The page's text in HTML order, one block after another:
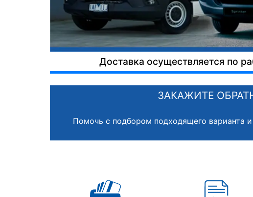
Доставка осуществляется по
ЗАКАЖИТЕ
Помочь с подбором подходящего варианта